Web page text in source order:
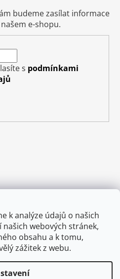
k analýze údajů o našich
našich webových stránek,
obsahu a k tomu,
zážitek z webu.
budeme zasílat informace
e-shopu.
s podmínkami